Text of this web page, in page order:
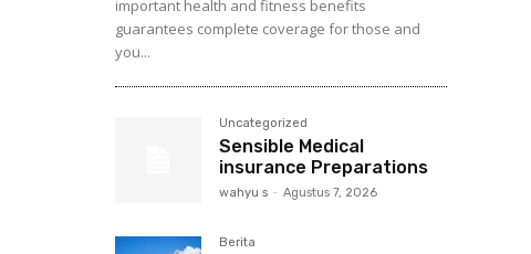
important health and fitness benefits
guarantees complete coverage for those and
you...
Uncategorized
Sensible Medical
insurance Preparations
wahyu s - Agustus 7, 2026
Berita